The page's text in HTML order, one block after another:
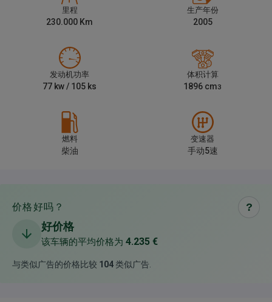
里程
230.000 Km
生产年份
2005
发动机功率
77 kw / 105 ks
体积计算
1896 cm3
燃料
柴油
变速器
手动5速
价格好吗？ ?
好价格
该车辆的平均价格为 4.235 €
与类似广告的价格比较 104 类似广告